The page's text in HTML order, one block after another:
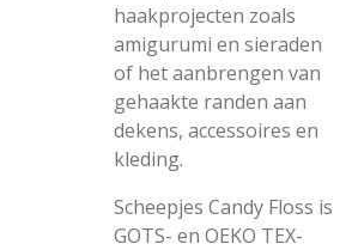
haakprojecten zoals
amigurumi en sieraden
of het aanbrengen van
gehaakte randen aan
dekens, accessoires en
kleding.
Scheepjes Candy Floss is
GOTS- en OEKO TEX-